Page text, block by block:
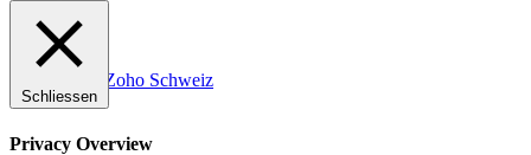
Zoho Schweiz
Schliessen
Privacy Overview